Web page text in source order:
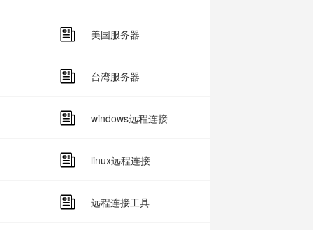
美国服务器
台湾服务器
windows远程连接
linux远程连接
远程连接工具